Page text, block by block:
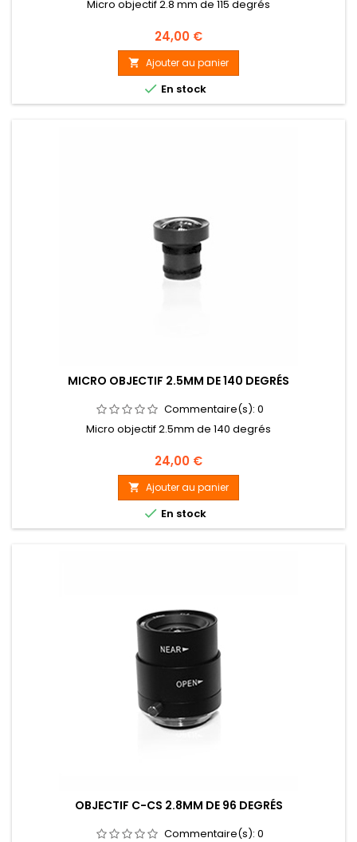
Micro objectif 2.8 mm de 115 degrés
Prix
24,00 €
 Ajouter au panier
 En stock
MICRO OBJECTIF 2.5MM DE 140 DEGRÉS
Commentaire(s): 0
Micro objectif 2.5mm de 140 degrés
Prix
24,00 €
 Ajouter au panier
 En stock
OBJECTIF C-CS 2.8MM DE 96 DEGRÉS
Commentaire(s): 0